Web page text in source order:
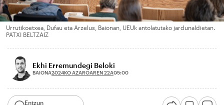
Urrutikoetxea, Dufau eta Arzelus, Baionan, UEUk antolatutako jardunaldietan.
PATXI BELTZAIZ
Ekhi Erremundegi Beloki
BAIONA2024KO AZAROAREN 22A05:00
Entzun